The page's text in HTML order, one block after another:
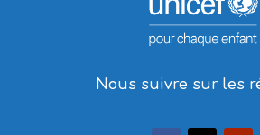
Nous suivre sur les